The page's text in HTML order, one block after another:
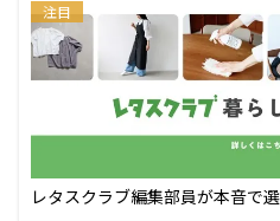
注目
レタスクラブ編集部員が本音で